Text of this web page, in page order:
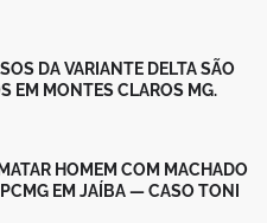
DA VARIANTE DELTA SÃO
EM MONTES CLAROS MG.
HOMEM COM MACHADO
PCMG EM JAÍBA — CASO TONI